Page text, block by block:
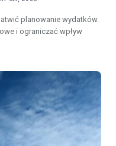
planowanie wydatków.
i ograniczać wpływ